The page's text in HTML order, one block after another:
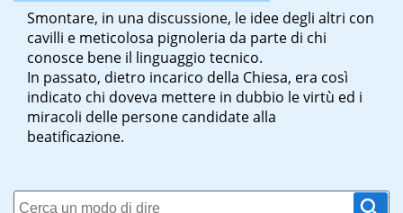
Smontare, in una discussione, le idee degli altri con
cavilli e meticolosa pignoleria da parte di chi
conosce bene il linguaggio tecnico.
In passato, dietro incarico della Chiesa, era così
indicato chi doveva mettere in dubbio le virtù ed i
miracoli delle persone candidate alla
beatificazione.